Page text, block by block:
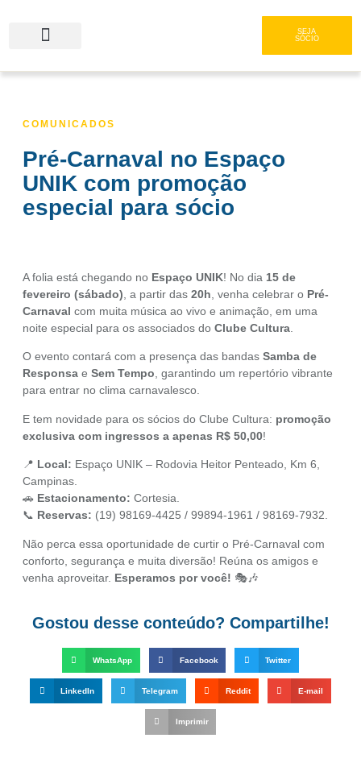
SEJA
SÓCIO
COMUNICADOS
Pré-Carnaval no Espaço
UNIK com promoção
especial para sócio
A folia está chegando no Espaço UNIK! No dia 15 de
fevereiro (sábado) , a partir das 20h , venha celebrar o Pré-
Carnaval com muita música ao vivo e animação, em uma
noite especial para os associados do Clube Cultura
O evento contará com a presença das bandas Samba de
Responsa e Sem Tempo, garantindo um repertório vibrante
para entrar no clima carnavalesco.
E tem novidade para os sócios do Clube Cultura: promoção
exclusiva com ingressos a apenas R$ 50,00!
📍 Local: Espaço UNIK – Rodovia Heitor Penteado, Km 6,
Campinas.
🚗 Estacionamento: Cortesia.
📞 Reservas: (19) 98169-4425 / 99894-1961 / 98169-7932.
Não perca essa oportunidade de curtir o Pré-Carnaval com
conforto, segurança e muita diversão! Reúna os amigos e
venha aproveitar. Esperamos por você! 🎭🎶
Gostou desse conteúdo? Compartilhe!
WhatsApp Facebook Twitter
LinkedIn Telegram Reddit E-mail
Imprimir